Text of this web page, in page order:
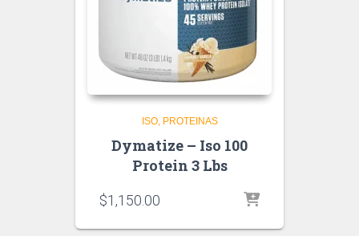
ISO PROTEINAS
Dymatize – Iso 100
Protein 3 Lbs
$1,150.00